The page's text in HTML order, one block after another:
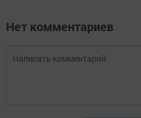
Нет комментариев